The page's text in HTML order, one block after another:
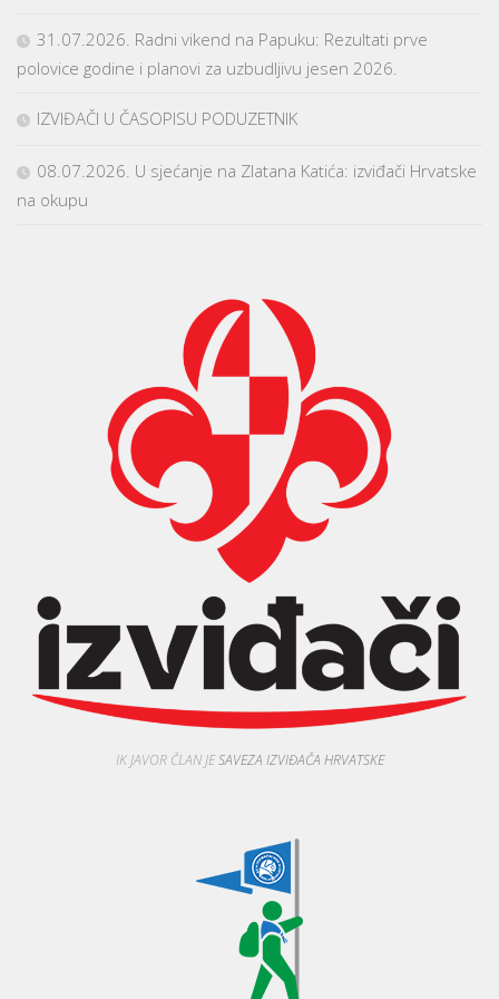
31.07.2026. Radni vikend na Papuku: Rezultati prve
polovice godine i planovi za uzbudljivu jesen 2026.
IZVIĐAČI U ČASOPISU PODUZETNIK
08.07.2026. U sjećanje na Zlatana Katića: izviđači Hrvatske
na okupu
IK JAVOR ČLAN JESAVEZA IZVIĐAČA HRVATSKE